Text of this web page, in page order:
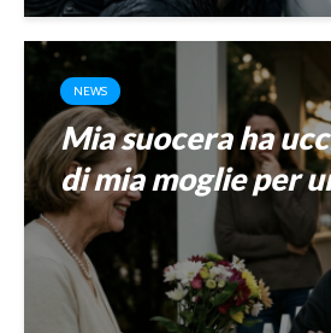
NEWS
Mia suocera ha
di mia moglie per